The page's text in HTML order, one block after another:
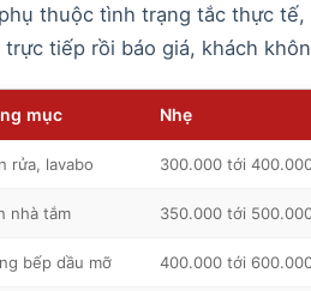
thuộc tình trạng tắc thực
trực tiếp rồi báo giá, khách
mục Nhẹ
rửa, lavabo 300.000 tới
nhà tắm 350.000 tới
bếp dầu mỡ 400.000 tới